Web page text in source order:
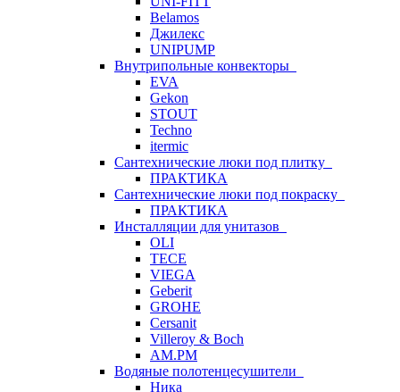
Belamos
Джилекс
UNIPUMP
Внутрипольные конвекторы
EVA
Gekon
STOUT
Techno
itermic
Сантехнические люки под плитку
ПРАКТИКА
Сантехнические люки под покраску
ПРАКТИКА
Инсталляции для унитазов
OLI
TECE
VIEGA
Geberit
GROHE
Cersanit
Villeroy & Boch
AM.PM
Водяные полотенцесушители
Ника